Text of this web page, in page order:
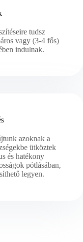
tudsz
vagy (3-4 fős)
indulnak.
azoknak a
ütköztek
és hatékony
pótlásában,
legyen.